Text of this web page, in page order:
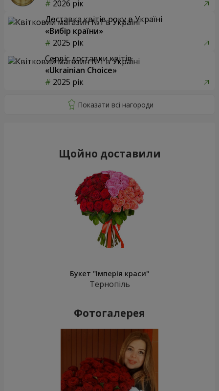
2026 рік
Доставка квітів року в Україні
«Вибір країни»
2025 рік
Сервіс доставки квітів
«Ukrainian Choice»
2025 рік
Щойно доставили
Букет "Імперія краси"
Тернопіль
Фотогалерея